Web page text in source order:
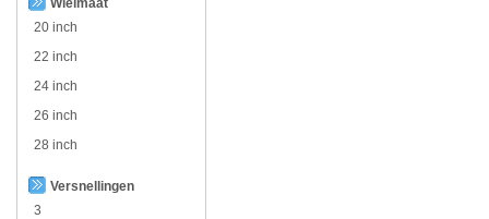
Wielmaat
20 inch
22 inch
24 inch
26 inch
28 inch
Versnellingen
3